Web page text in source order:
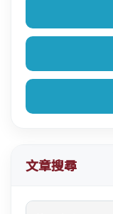
文章搜尋